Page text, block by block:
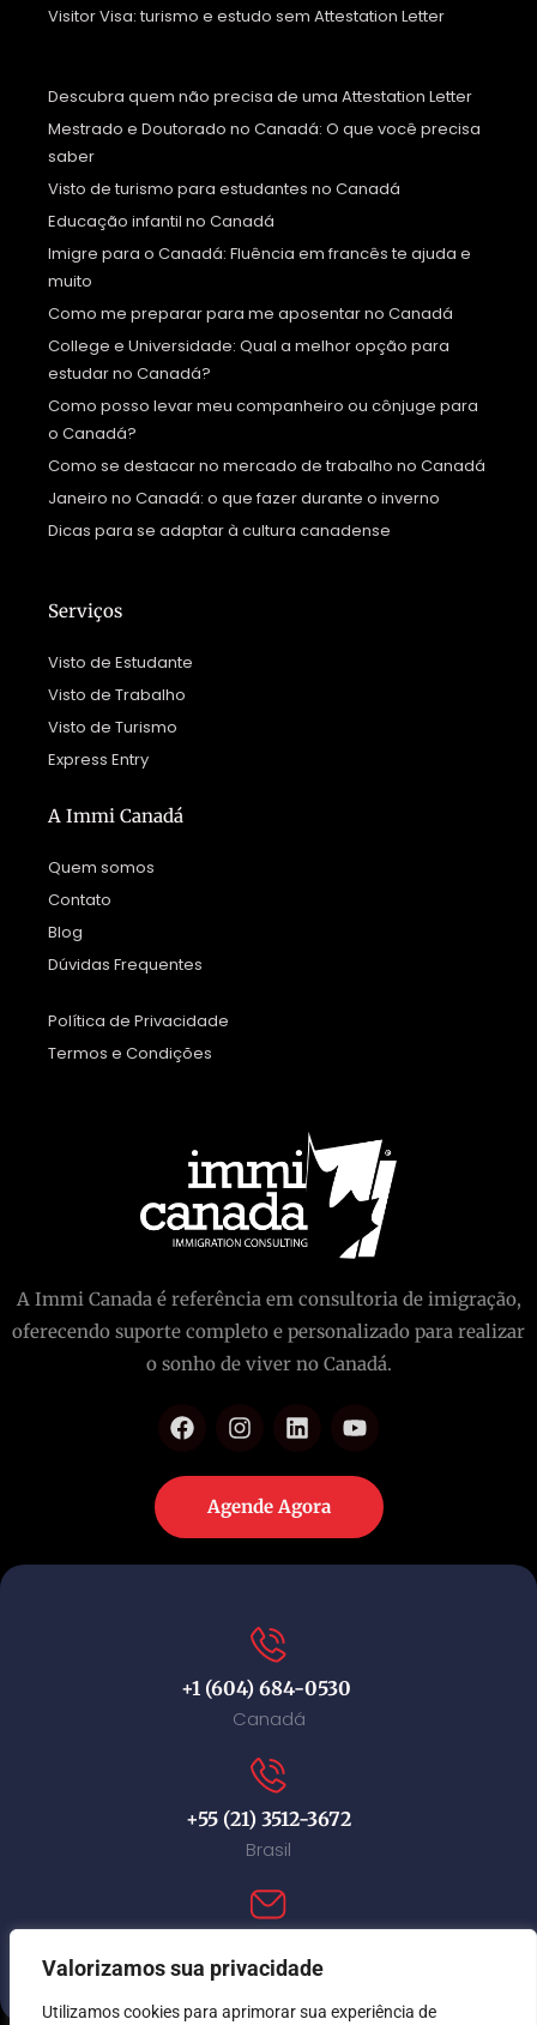
Valorizamos sua privacidade
Utilizamos cookies para aprimorar sua experiência de
Visitor Visa: turismo e estudo sem Attestation Letter
Descubra quem não precisa de uma Attestation Letter
Mestrado e Doutorado no Canadá: O que você precisa
saber
Visto de turismo para estudantes no Canadá
Educação infantil no Canadá
Imigre para o Canadá: Fluência em francês te ajuda e
muito
Como me preparar para me aposentar no Canadá
College e Universidade: Qual a melhor opção para
estudar no Canadá?
Como posso levar meu companheiro ou cônjuge para
o Canadá?
Como se destacar no mercado de trabalho no Canadá
Janeiro no Canadá: o que fazer durante o inverno
Dicas para se adaptar à cultura canadense
Serviços
Visto de Estudante
Visto de Trabalho
Visto de Turismo
Express Entry
A Immi Canadá
Quem somos
Contato
Blog
Dúvidas Frequentes
Política de Privacidade
Termos e Condições
A Immi Canada é referência em consultoria de imigração,
oferecendo suporte completo e personalizado para realizar
o sonho de viver no Canadá.
Agende Agora
+1 (604) 684-0530
Canadá
+55 (21) 3512-3672
Brasil